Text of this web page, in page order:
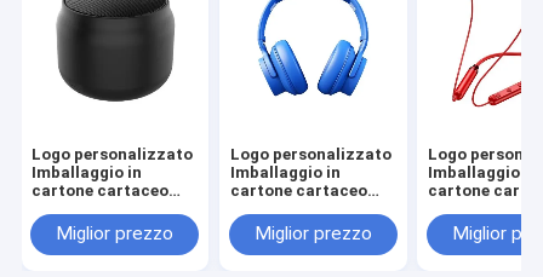
Logo personalizzato
Imballaggio in
cartone cartaceo
Nero / Oro rosa
Luxury Magnetic
Miglior prezzo
Logo personalizzato
Imballaggio in
cartone cartaceo
Nero / Oro rosa
Luxury Magnetic
Miglior prezzo
Logo
Imballaggio in
cartone
Nero / Oro
Luxury
Miglior